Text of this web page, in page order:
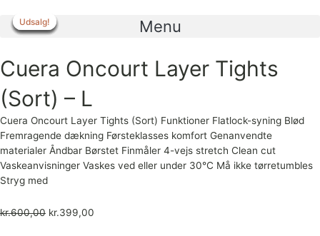
indholdet
Menu
Udsalg!
Cuera Oncourt Layer Tights
(Sort) – L
Cuera Oncourt Layer Tights (Sort) Funktioner Flatlock-syning Blød
Fremragende dækning Førsteklasses komfort Genanvendte
materialer Åndbar Børstet Finmåler 4-vejs stretch Clean cut
Vaskeanvisninger Vaskes ved eller under 30°C Må ikke tørretumbles
Stryg med
kr.600,00 kr.399,00
Udsalg!
Udsalg!
Udsalg!
Udsalg!
Udsalg!
Udsalg!